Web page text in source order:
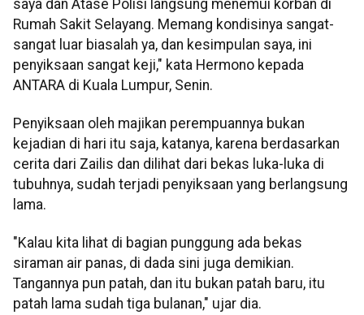
saya dan Atase Polisi langsung menemui korban di
Rumah Sakit Selayang. Memang kondisinya sangat-
sangat luar biasalah ya, dan kesimpulan saya, ini
penyiksaan sangat keji," kata Hermono kepada
ANTARA di Kuala Lumpur, Senin.
Penyiksaan oleh majikan perempuannya bukan
kejadian di hari itu saja, katanya, karena berdasarkan
cerita dari Zailis dan dilihat dari bekas luka-luka di
tubuhnya, sudah terjadi penyiksaan yang berlangsung
lama.
"Kalau kita lihat di bagian punggung ada bekas
siraman air panas, di dada sini juga demikian.
Tangannya pun patah, dan itu bukan patah baru, itu
patah lama sudah tiga bulanan," ujar dia.